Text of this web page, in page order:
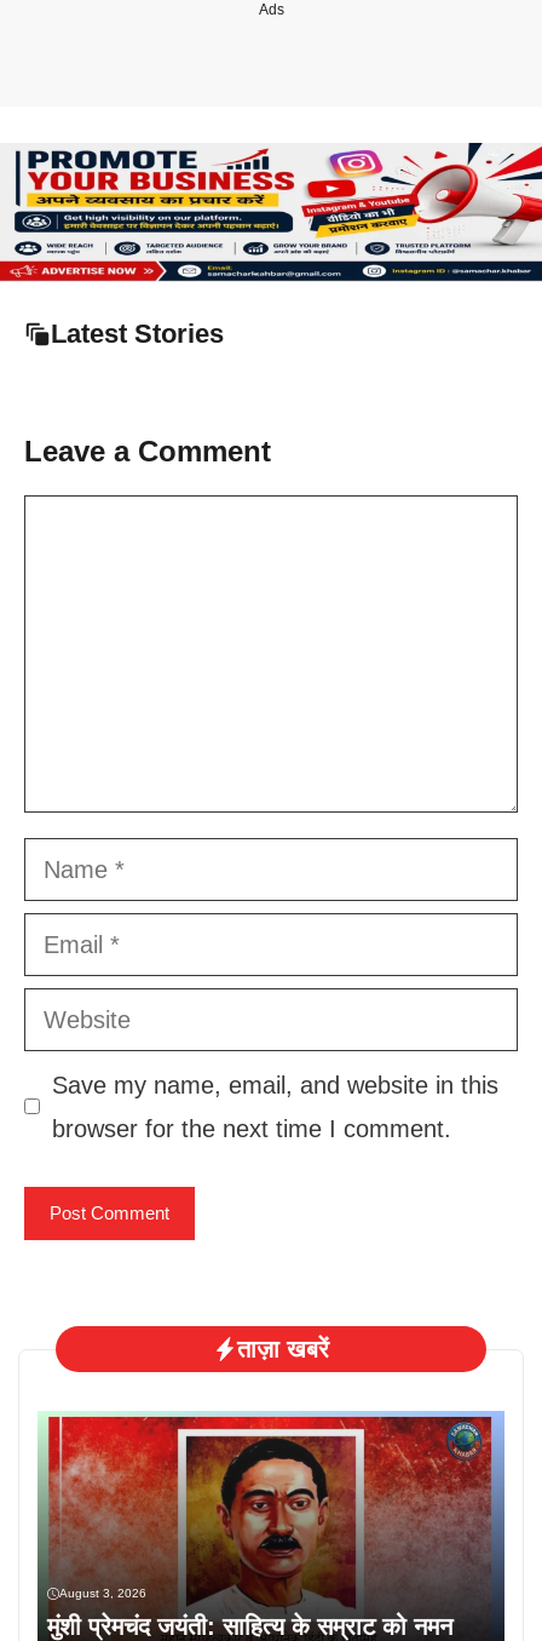
Ads
Latest Stories
Leave a Comment
Name
Email
Website
Save my name, email, and website in this
browser for the next time I comment.
ताज़ा खबरें
August 3, 2026
मुंशी प्रेमचंद जयंती: साहित्य के सम्राट को नमन